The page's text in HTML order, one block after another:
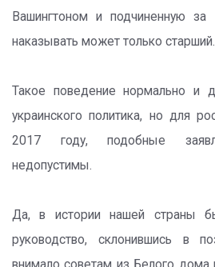
Вашингтоном и подчиненную
наказывать может только
Такое поведение нормально и
украинского политика, но для
2017 году, подобные
недопустимы.
Да, в истории нашей страны
руководство, склонившись в